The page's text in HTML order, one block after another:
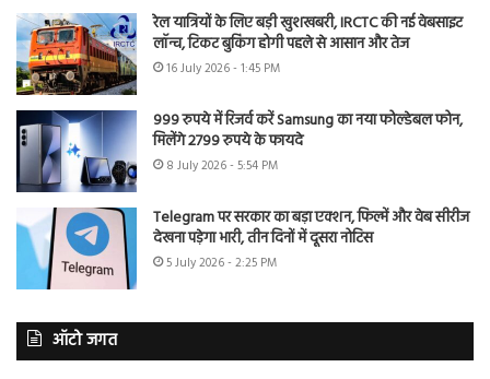
रेल यात्रियों के लिए बड़ी खुशखबरी, IRCTC की नई वेबसाइट
लॉन्च, टिकट बुकिंग होगी पहले से आसान और तेज
16 July 2026 - 1:45 PM
999 रुपये में रिजर्व करें Samsung का नया फोल्डेबल फोन,
मिलेंगे 2799 रुपये के फायदे
8 July 2026 - 5:54 PM
Telegram पर सरकार का बड़ा एक्शन, फिल्में और वेब सीरीज
देखना पड़ेगा भारी, तीन दिनों में दूसरा नोटिस
5 July 2026 - 2:25 PM
ऑटो जगत